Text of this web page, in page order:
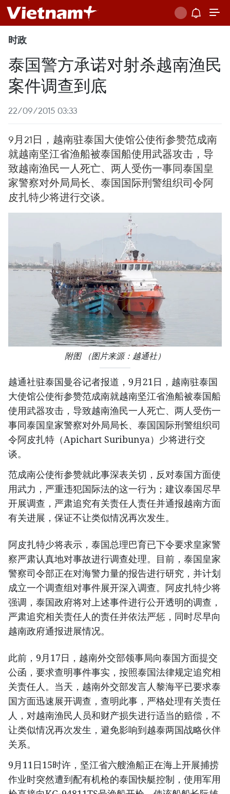
时政
泰国警方承诺对射杀越南渔民
案件调查到底
22/09/2015 03:33
9月21日，越南驻泰国大使馆公使衔参赞范成南
就越南坚江省渔船被泰国船使用武器攻击，导
致越南渔民一人死亡、两人受伤一事同泰国皇
家警察对外局局长、泰国国际刑警组织司令阿
皮扎特少将进行交谈。
附图 （图片来源：越通社）
越通社驻泰国曼谷记者报道，9月21日，越南驻泰国
大使馆公使衔参赞范成南就越南坚江省渔船被泰国船
使用武器攻击，导致越南渔民一人死亡、两人受伤一
事同泰国皇家警察对外局局长、泰国国际刑警组织司
令阿皮扎特（Apichart Suribunya）少将进行交
谈。
范成南公使衔参赞就此事深表关切，反对泰国方面使
用武力，严重违犯国际法的这一行为；建议泰国尽早
开展调查，严肃追究有关责任人责任并通报越南方面
有关进展，保证不让类似情况再次发生。
阿皮扎特少将表示，泰国总理巴育已下令要求皇家警
察严肃认真地对事故进行调查处理。目前，泰国皇家
警察司令部正在对海警力量的报告​进行研究，并计划
成立一个调查组对事件展开深入调查。阿皮扎特少将
强调，泰国政府将对上述事件进行公开透明的调查，
严肃追究相关责任人的责任并依法严惩，同时尽早向
越南政府通报进展情况。
此前，9月17日，越南外交部领事局向泰国方面提交
公函，要求查明事件事实，按照泰国法律规定追究相
关责任人。当天，越南外交部发言人黎海平已要求泰
国方面迅速展开调查，查明此事，严格处理有关责任
人，对越南渔民人员和财产损失进行适当的赔偿，不
让类似情况再次发生，避免影响到越泰两国战略伙伴
关系。
9月11日15时许，坚江省六艘渔船正在海上开展捕捞
作业时突然遭到配有机枪的泰国快艇控制，使用军用